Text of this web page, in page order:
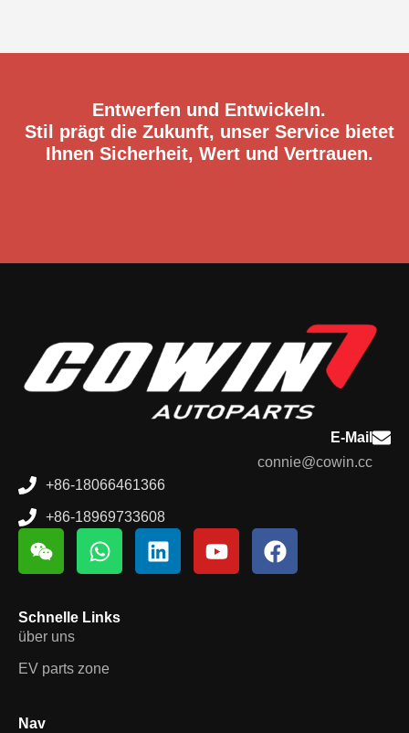
Entwerfen und Entwickeln.
Stil prägt die Zukunft, unser Service bietet
Ihnen Sicherheit, Wert und Vertrauen.
E-Mail
connie@cowin.cc
+86-18066461366
+86-18969733608
Schnelle Links
über uns
EV parts zone
Nav